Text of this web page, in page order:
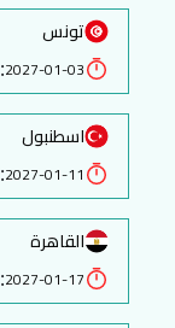
تونس
2027-01-03
:
اسطنبول
2027-01-11
:
القاهرة
2027-01-17
: